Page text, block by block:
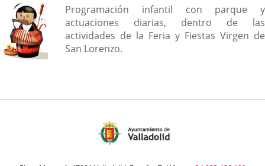
DescripciónProgramación infantil con parque y
actuaciones diarias, dentro de las
actividades de la Feria y Fiestas Virgen de
San Lorenzo.